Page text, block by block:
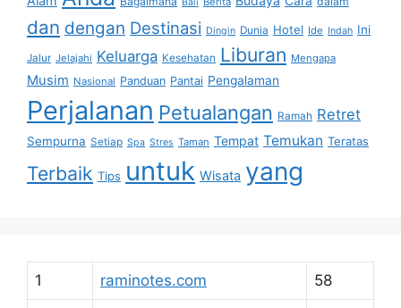
Bali
dan dengan Destinasi Dingin Dunia Hotel Ide Indah Ini
Jalur Jelajahi Keluarga Kesehatan Liburan Mengapa
Musim Nasional Panduan Pantai Pengalaman
Perjalanan Petualangan Ramah Retret
Sempurna Setiap Spa Stres Taman Tempat Temukan Teratas
Terbaik Tips untuk Wisata yang
1 raminotes.com 58